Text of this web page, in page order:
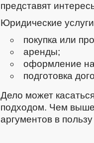
представят
Юридические
покупка или
аренды;
оформление
подготовка
Дело может
подходом. Чем
аргументов в